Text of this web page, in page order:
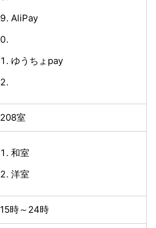
AliPay
ゆうちょpay
208室
和室
洋室
15時～24時